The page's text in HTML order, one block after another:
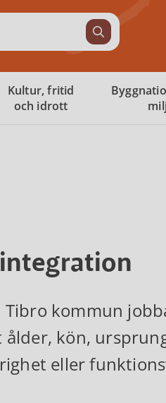
Kultur, fritid
och idrott
kommun
ålder, kön,
eller